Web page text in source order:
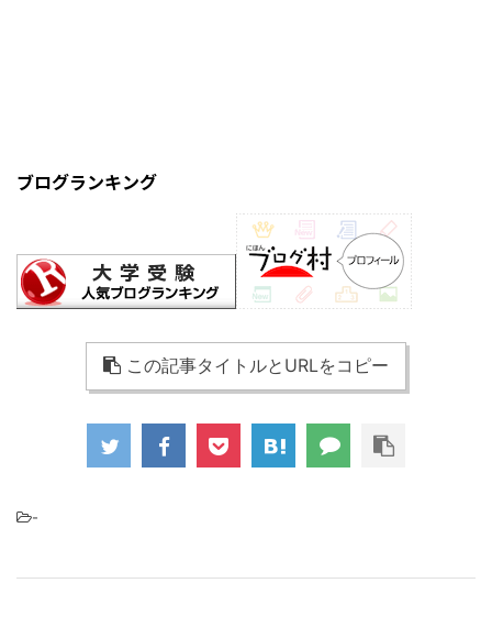
ブログランキング
この記事タイトルとURLをコピー
-